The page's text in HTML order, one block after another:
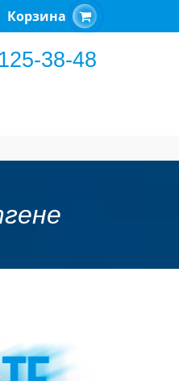
Корзина
38-48